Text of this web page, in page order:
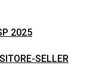
2025
SELLER